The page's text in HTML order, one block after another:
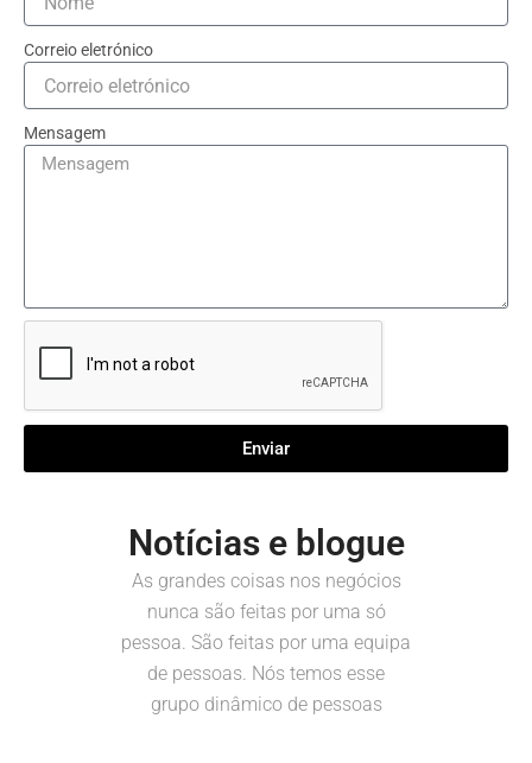
Correio eletrónico
Mensagem
Enviar
Notícias e blogue
As grandes coisas nos negócios
nunca são feitas por uma só
pessoa. São feitas por uma equipa
de pessoas. Nós temos esse
grupo dinâmico de pessoas